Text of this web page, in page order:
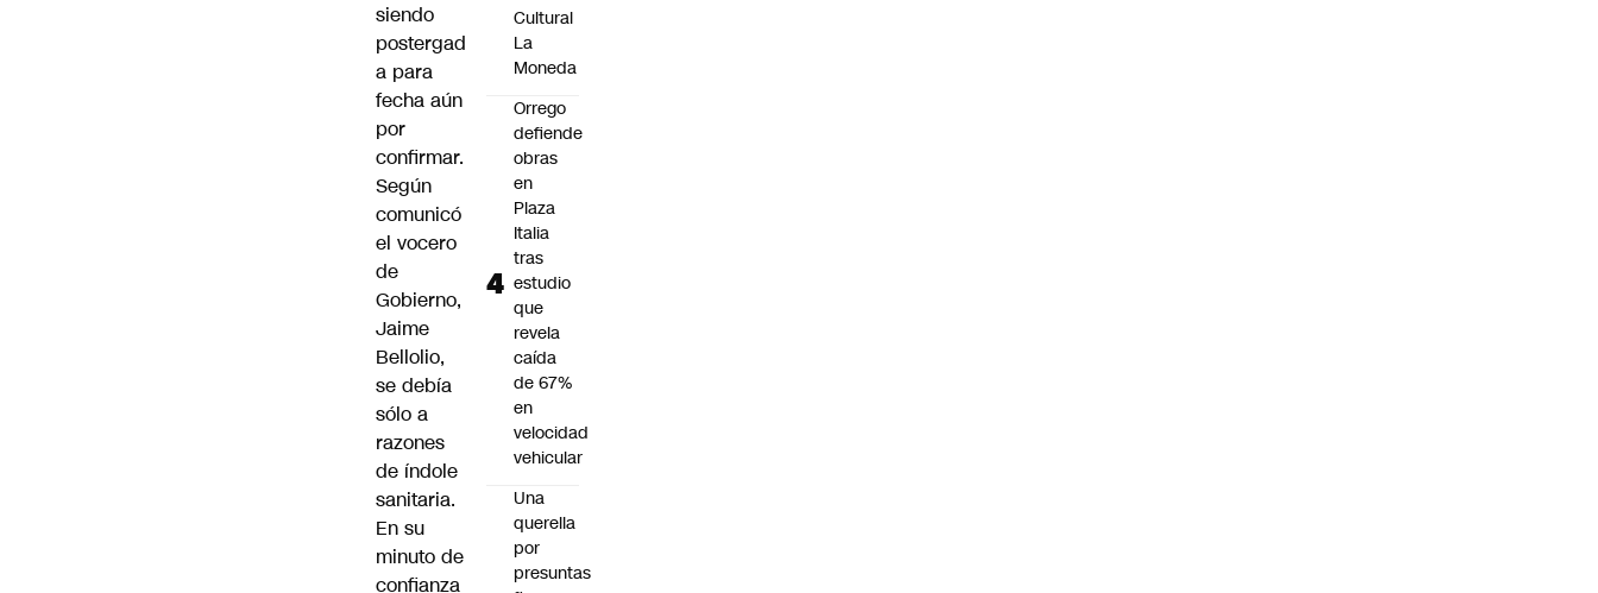
siendo
postergad
a para
fecha aún
por
confirmar.
Según
comunicó
el vocero
de
Gobierno,
Jaime
Bellolio,
se debía
sólo a
razones
de índole
sanitaria.
En su
minuto de
confianza
Cultural
La
Moneda
Orrego
defiende
obras
en
Plaza
Italia
tras
estudio
que
revela
caída
de 67%
en
velocidad
vehicular
Una
querella
por
presuntas